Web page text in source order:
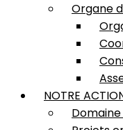
Organe
NOTRE